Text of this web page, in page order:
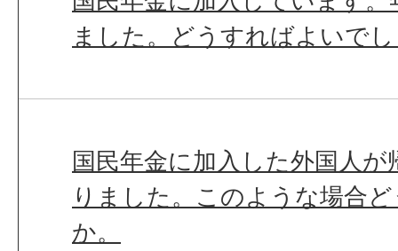
ました。どうすればよいで
国民年金に加入した外国人
りました。このような場合
か。